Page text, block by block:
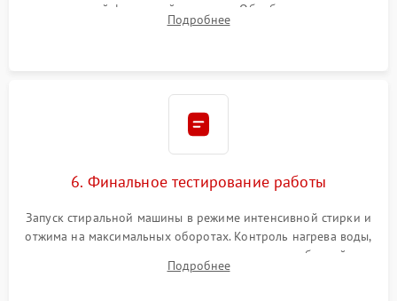
надежной фиксацией хомутами. Обработка стыков
герметиком для предотвращения возможных протечек воды.
Подробнее
6. Финальное тестирование работы
Запуск стиральной машины в режиме интенсивной стирки и
отжима на максимальных оборотах. Контроль нагрева воды,
корректности слива, отсутствия излишних вибраций,
посторонних стуков и протечек под корпусом.
Подробнее